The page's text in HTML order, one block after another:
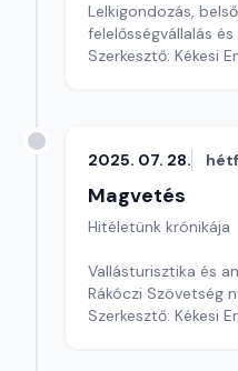
Lelkigondozás,
felelősségvállalás
Szerkesztő: Kékesi
2025. 07. 28.
Magvetés
Hitéletünk krónikája
Vallásturisztika és
Rákóczi Szövetség
Szerkesztő: Kékesi